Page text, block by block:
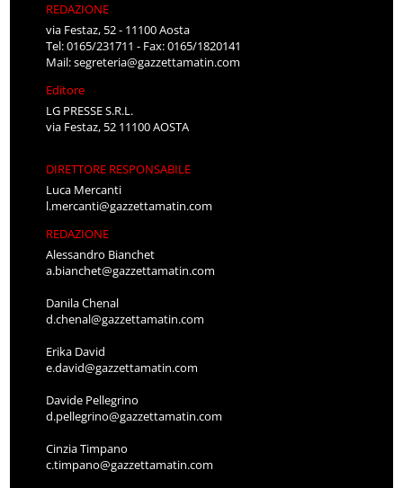
REDAZIONE
via Festaz, 52 - 11100 Aosta
Tel: 0165/231711 - Fax: 0165/1820141
Mail:segreteria@gazzettamatin.com
Editore
LG PRESSE S.R.L.
via Festaz, 52 11100 AOSTA
DIRETTORE RESPONSABILE
Luca Mercanti
l.mercanti@gazzettamatin.com
REDAZIONE
Alessandro Bianchet
a.bianchet@gazzettamatin.com
Danila Chenal
d.chenal@gazzettamatin.com
Erika David
e.david@gazzettamatin.com
Davide Pellegrino
d.pellegrino@gazzettamatin.com
Cinzia Timpano
c.timpano@gazzettamatin.com